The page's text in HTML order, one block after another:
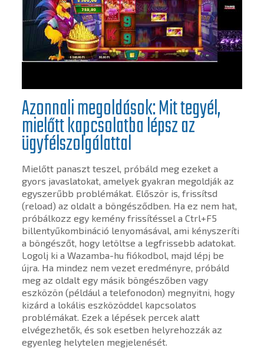
Azonnali megoldások: Mit tegyél,
mielőtt kapcsolatba lépsz az
ügyfélszolgálattal
Mielőtt panaszt teszel, próbáld meg ezeket a
gyors javaslatokat, amelyek gyakran megoldják az
egyszerűbb problémákat. Először is, frissítsd
(reload) az oldalt a böngésződben. Ha ez nem hat,
próbálkozz egy kemény frissítéssel a Ctrl+F5
billentyűkombináció lenyomásával, ami kényszeríti
a böngészőt, hogy letöltse a legfrissebb adatokat.
Logolj ki a Wazamba-hu fiókodbol, majd lépj be
újra. Ha mindez nem vezet eredményre, próbáld
meg az oldalt egy másik böngészőben vagy
eszközön (például a telefonodon) megnyitni, hogy
kizárd a lokális eszközöddel kapcsolatos
problémákat. Ezek a lépések percek alatt
elvégezhetők, és sok esetben helyrehozzák az
egyenleg helytelen megjelenését.